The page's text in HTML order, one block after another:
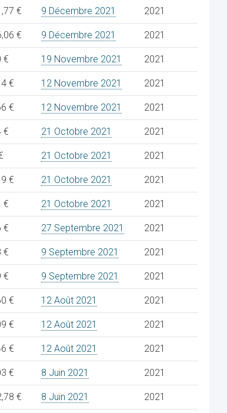
€ 9 Décembre 2021 2021
€ 9 Décembre 2021 2021
€ 19 Novembre 2021 2021
€ 12 Novembre 2021 2021
€ 12 Novembre 2021 2021
€ 21 Octobre 2021 2021
21 Octobre 2021 2021
€ 21 Octobre 2021 2021
€ 21 Octobre 2021 2021
€ 27 Septembre 2021 2021
€ 9 Septembre 2021 2021
€ 9 Septembre 2021 2021
€ 12 Août 2021 2021
€ 12 Août 2021 2021
€ 12 Août 2021 2021
€ 8 Juin 2021 2021
€ 8 Juin 2021 2021